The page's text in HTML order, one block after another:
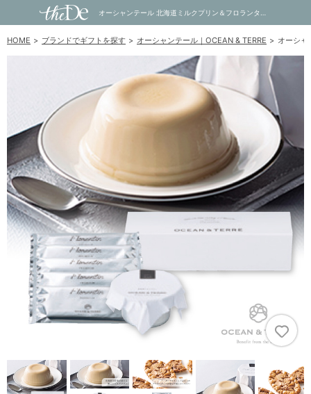
HOME ブランドでギフトを探す オーシャンテール｜OCEAN & TERRE オーシャ